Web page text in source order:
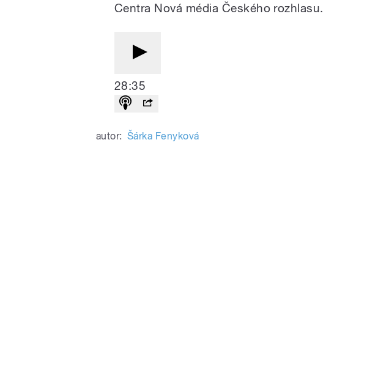
Centra Nová média Českého rozhlasu.
28:35
autor: Šárka Fenyková